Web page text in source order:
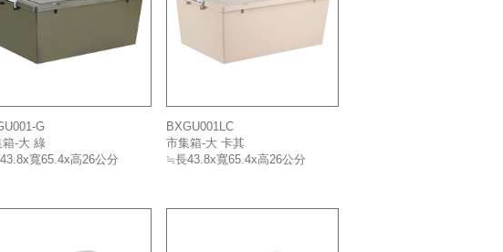
G
箱-大 綠
寬65.4x高26公分
BXGU001LC
市集箱-大 卡其
≒長43.8x寬65.4x高26公分